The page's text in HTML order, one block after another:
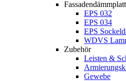
EPS 032
EPS 034
EPS
WDVS
Zubehör
Leisten &
Gewebe